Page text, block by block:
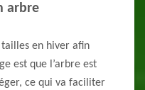
arbre
en hiver afin
est que l’arbre est
ce qui va faciliter